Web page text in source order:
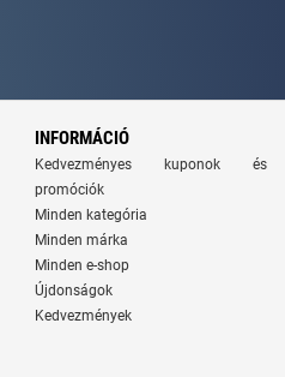
INFORMÁCIÓ
Kedvezményes kuponok és
promóciók
Minden kategória
Minden márka
Minden e-shop
Újdonságok
Kedvezmények